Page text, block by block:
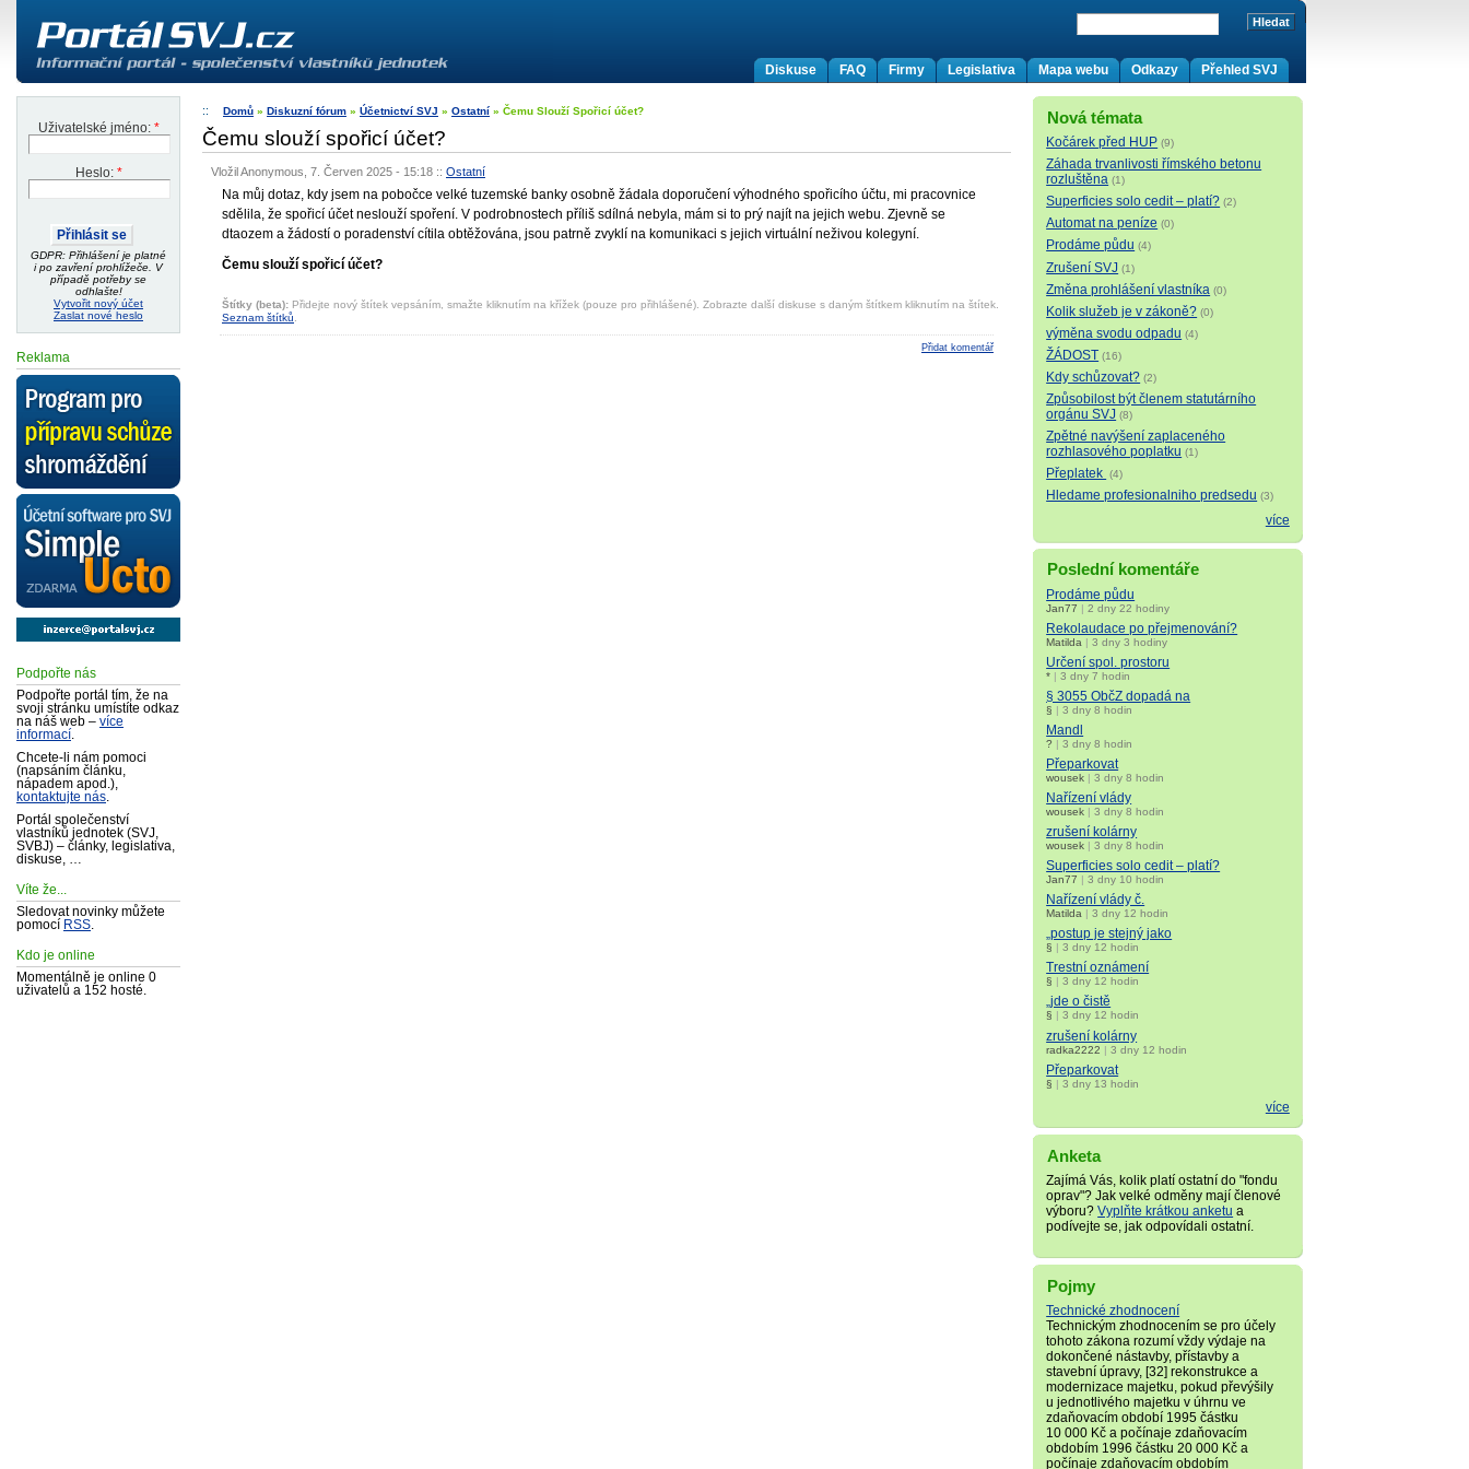
Přehled SVJ
Odkazy
Mapa webu
Legislativa
Firmy
FAQ
Diskuse
Uživatelské jméno: *
Heslo: *
GDPR: Přihlášení je platné
i po zavření prohlížeče. V
případě potřeby se
odhlašte!
Vytvořit nový účet
Zaslat nové heslo
Reklama
Podpořte nás
Podpořte portál tím, že na
svoji stránku umístíte odkaz
na náš web – více
informací
Chcete-li nám pomoci
(napsáním článku,
nápadem apod.),
kontaktujte nás
Portál společenství
vlastníků jednotek (SVJ,
SVBJ) – články, legislativa,
diskuse, …
Víte že...
Sledovat novinky můžete
pomocí RSS
Kdo je online
Momentálně je online 0
uživatelů a 152 hosté.
Nová témata
Kočárek před HUP (9)
Záhada trvanlivosti římského betonu
rozluštěna (1)
Superficies solo cedit – platí? (2)
Automat na peníze (0)
Prodáme půdu (4)
Zrušení SVJ (1)
Změna prohlášení vlastníka (0)
Kolik služeb je v zákoně? (0)
výměna svodu odpadu (4)
ŽÁDOST (16)
Kdy schůzovat? (2)
Způsobilost být členem statutárního
orgánu SVJ (8)
Zpětné navýšení zaplaceného
rozhlasového poplatku (1)
Přeplatek (4)
Hledame profesionalniho predsedu (3)
více
Poslední komentáře
Prodáme půdu
Jan77 |2 dny 22 hodiny
Rekolaudace po přejmenování?
Matilda |3 dny 3 hodiny
Určení spol. prostoru
* |3 dny 7 hodin
§ 3055 ObčZ dopadá na
§ |3 dny 8 hodin
Mandl
? |3 dny 8 hodin
Přeparkovat
wousek |3 dny 8 hodin
Nařízení vlády
wousek |3 dny 8 hodin
zrušení kolárny
wousek |3 dny 8 hodin
Superficies solo cedit – platí?
Jan77 |3 dny 10 hodin
Nařízení vlády č.
Matilda |3 dny 12 hodin
„postup je stejný jako
§ |3 dny 12 hodin
Trestní oznámení
§ |3 dny 12 hodin
„jde o čistě
§ |3 dny 12 hodin
zrušení kolárny
radka2222 |3 dny 12 hodin
Přeparkovat
§ |3 dny 13 hodin
více
Anketa
Zajímá Vás, kolik platí ostatní do "fondu
oprav"? Jak velké odměny mají členové
výboru?Vyplňte krátkou anketu a
podívejte se, jak odpovídali ostatní.
Pojmy
Technické zhodnocení
Technickým zhodnocením se pro účely
tohoto zákona rozumí vždy výdaje na
dokončené nástavby, přístavby a
stavební úpravy, [32] rekonstrukce a
modernizace majetku, pokud převýšily
u jednotlivého majetku v úhrnu ve
zdaňovacím období 1995 částku
10 000 Kč a počínaje zdaňovacím
obdobím 1996 částku 20 000 Kč a
počínaje zdaňovacím obdobím
Domů » Diskuzní fórum » Účetnictví SVJ » Ostatní » Čemu Slouží Spořicí účet?
Čemu slouží spořicí účet?
Vložil Anonymous, 7. Červen 2025 - 15:18 :: Ostatní
Na můj dotaz, kdy jsem na pobočce velké tuzemské banky osobně žádala doporučení výhodného spořicího účtu, mi pracovnice
sdělila, že spořicí účet neslouží spoření. V podrobnostech příliš sdílná nebyla, mám si to prý najít na jejich webu. Zjevně se
dtaozem a žádostí o poradenství cítila obtěžována, jsou patrně zvyklí na komunikaci s jejich virtuální neživou kolegyní.
Čemu slouží spořicí účet?
Štítky (beta): Přidejte nový štítek vepsáním, smažte kliknutím na křížek (pouze pro přihlášené). Zobrazte další diskuse s daným štítkem kliknutím na štítek.
Seznam štítků
Přidat komentář